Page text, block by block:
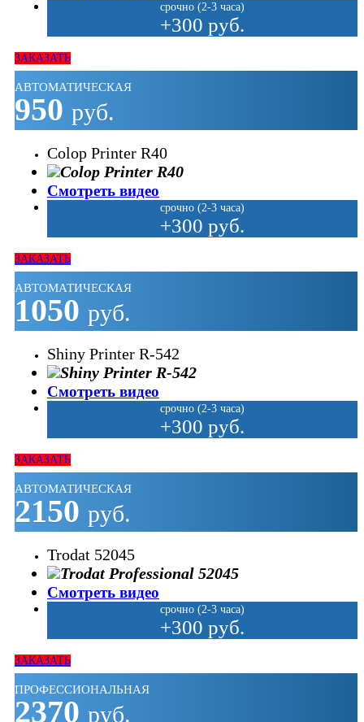
срочно (2-3 часа)
+300 руб.
ЗАКАЗАТЬ
АВТОМАТИЧЕСКАЯ
950 руб.
Colop Printer R40
Смотреть видео
срочно (2-3 часа)
+300 руб.
ЗАКАЗАТЬ
АВТОМАТИЧЕСКАЯ
1050 руб.
Shiny Printer R-542
Смотреть видео
срочно (2-3 часа)
+300 руб.
ЗАКАЗАТЬ
АВТОМАТИЧЕСКАЯ
2150 руб.
Trodat 52045
Смотреть видео
срочно (2-3 часа)
+300 руб.
ЗАКАЗАТЬ
ПРОФЕССИОНАЛЬНАЯ
2370 руб.